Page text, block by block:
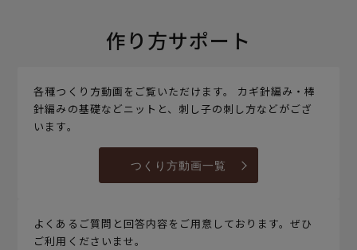
作り方サポート
各種つくり方動画をご覧いただけます。 カギ針編み・棒
針編みの基礎などニットと、刺し子の刺し方などがござ
います。
つくり方動画一覧
よくあるご質問と回答内容をご用意しております。ぜひ
ご利用くださいませ。